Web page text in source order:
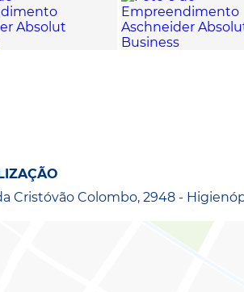
Cristóvão Colombo, 2948 -